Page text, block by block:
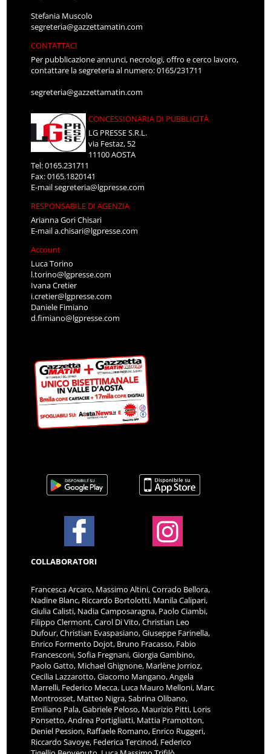
Stefania Muscolo
segreteria@gazzettamatin.com
CONTATTACI
Per pubblicazione annunci, necrologi, offro e cerco lavoro,
contattare la segreteria al numero: 0165/231711
segreteria@gazzettamatin.com
CONCESSIONARIA DI PUBBLICITÀ
LG PRESSE S.R.L.
via Festaz, 52
11100 AOSTA
Tel: 0165.231711
Fax: 0165.1820141
E-mailsegreteria@lgpresse.com
RESPONSABILE DI AGENZIA
Arianna Gori Chisari
E-maila.chisari@lgpresse.com
Account
Luca Torino
l.torino@lgpresse.com
Ivana Cretier
i.cretier@lgpresse.com
Daniele Fimiano
d.fimiano@lgpresse.com
COLLABORATORI
Francesca Arcaro, Massimo Altini, Corrado Bellora,
Nadine Blanc, Riccardo Bortolotti, Manila Calipari,
Giulia Calisti, Nadia Camposaragna, Paolo Ciambi,
Filippo Clermont, Carol Di Vito, Christian Leo
Dufour, Christian Evaspasiano, Giuseppe Farinella,
Enrico Formento Dojot, Bruno Fracasso, Fabio
Francesconi, Sofia Fregnani, Giorgia Gambino,
Paolo Gatto, Michael Ghignone, Marlène Jorrioz,
Cecilia Lazzarotto, Giacomo Mangano, Angela
Marrelli, Federico Mecca, Luca Mauro Melloni, Marc
Montrosset, Matteo Nigra, Sabrina Olibano,
Emiliano Pala, Gabriele Peloso, Maurizio Pitti, Loris
Ponsetto, Andrea Portigliatti, Mattia Pramotton,
Deniel Pession, Raffaele Romano, Enrico Ruggeri,
Riccardo Savoye, Federica Tercinod, Federico